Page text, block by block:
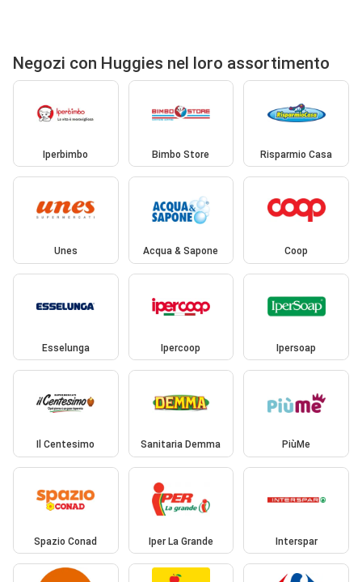
Negozi con Huggies nel loro assortimento
Iperbimbo Bimbo Store Risparmio Casa
Unes Acqua & Sapone Coop
Esselunga Ipercoop Ipersoap
Il Centesimo Sanitaria Demma PiùMe
Spazio Conad Iper La Grande Interspar